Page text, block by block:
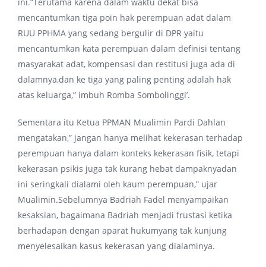
mencantumkan tiga poin hak perempuan adat dalam
RUU PPHMA yang sedang bergulir di DPR yaitu
mencantumkan kata perempuan dalam definisi tentang
masyarakat adat, kompensasi dan restitusi juga ada di
dalamnya,dan ke tiga yang paling penting adalah hak
atas keluarga,” imbuh Romba Sombolinggi’.
Sementara itu Ketua PPMAN Mualimin Pardi Dahlan
mengatakan,” jangan hanya melihat kekerasan terhadap
perempuan hanya dalam konteks kekerasan fisik, tetapi
kekerasan psikis juga tak kurang hebat dampaknyadan
ini seringkali dialami oleh kaum perempuan,” ujar
Mualimin.Sebelumnya Badriah Fadel menyampaikan
kesaksian, bagaimana Badriah menjadi frustasi ketika
berhadapan dengan aparat hukumyang tak kunjung
menyelesaikan kasus kekerasan yang dialaminya.